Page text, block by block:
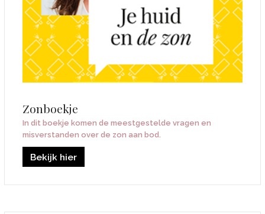
Zonboekje
In dit boekje komen de meestgestelde vragen en
misverstanden over de zon aan bod.
Bekijk hier